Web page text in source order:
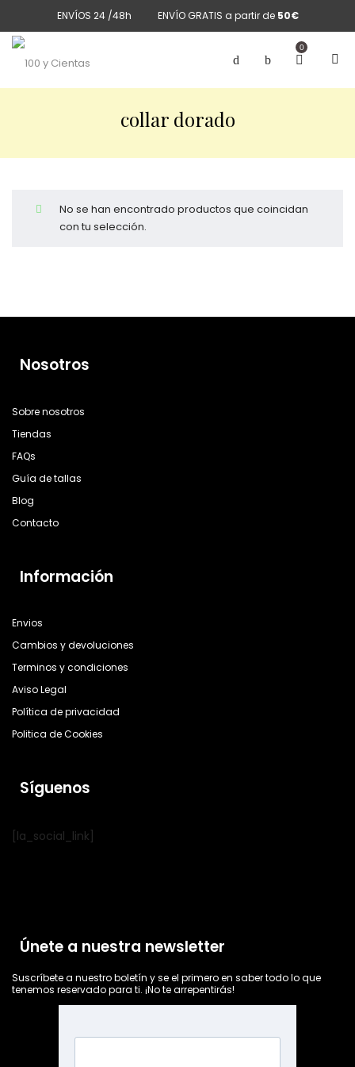
ENVÍOS 24 /48h ENVÍO GRATIS a partir de 50€
0
collar dorado
No se han encontrado productos que coincidan
con tu selección.
Nosotros
Sobre nosotros
Tiendas
FAQs
Guía de tallas
Blog
Contacto
Información
Envios
Cambios y devoluciones
Terminos y condiciones
Aviso Legal
Política de privacidad
Politica de Cookies
Síguenos
[la_social_link]
Únete a nuestra newsletter
Suscríbete a nuestro boletín y se el primero en saber todo lo que
tenemos reservado para ti. ¡No te arrepentirás!